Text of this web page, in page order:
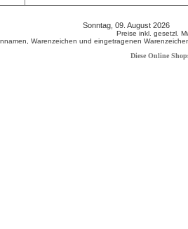
Sonntag, 09. August 2026
Preise inkl. gesetzl.
Warenzeichen und eingetragenen
Diese Online